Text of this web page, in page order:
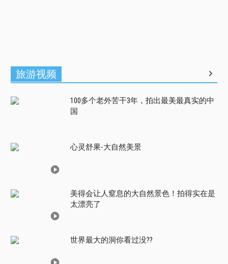
旅游视频
100多个老外苦干3年，拍出最美最真实的中
国
心灵舒果-大自然美景
美得会让人窒息的大自然景色！拍得实在是
太漂亮了
世界最大的洞你看过没??